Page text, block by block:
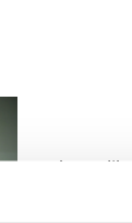
Taushetsplikt